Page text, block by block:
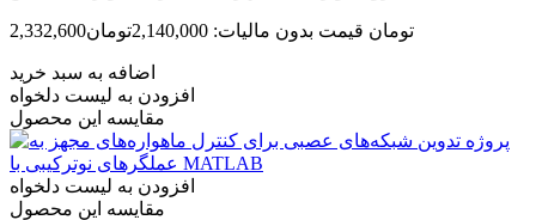
2,332,600تومان قیمت بدون مالیات: 2,140,000تومان
اضافه به سبد خرید
افزودن به لیست دلخواه
مقایسه این محصول
افزودن به لیست دلخواه
مقایسه این محصول